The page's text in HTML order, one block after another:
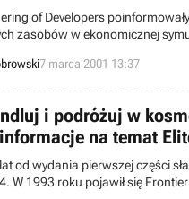
of Developers
zasobów w ekonomicznej
należeć będą (a jakżeby
papierki z prezydentem...
7 marca 2001 13:37
i podróżuj w
na temat
wydania pierwszej części sławnej gry
W 1993 roku pojawił się